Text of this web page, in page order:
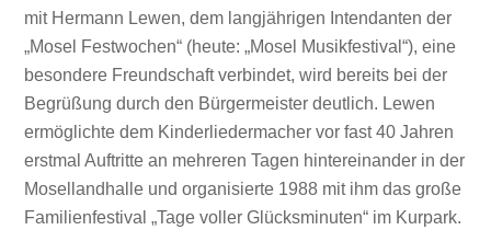
mit Hermann Lewen, dem langjährigen Intendanten der
„Mosel Festwochen“ (heute: „Mosel Musikfestival“), eine
besondere Freundschaft verbindet, wird bereits bei der
Begrüßung durch den Bürgermeister deutlich. Lewen
ermöglichte dem Kinderliedermacher vor fast 40 Jahren
erstmal Auftritte an mehreren Tagen hintereinander in der
Mosellandhalle und organisierte 1988 mit ihm das große
Familienfestival „Tage voller Glücksminuten“ im Kurpark.